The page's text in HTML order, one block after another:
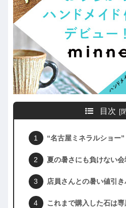
目次
“名古屋ミネラルショー
夏の暑さにも負けない会
店員さんとの暑い値引
これまで購入した石は